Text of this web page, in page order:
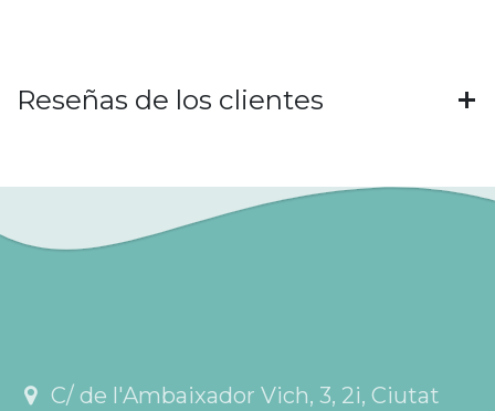
Reseñas de los clientes
C/ de l'Ambaixador Vich, 3, 2i, Ciutat